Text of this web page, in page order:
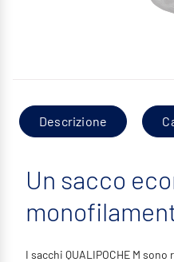
Descrizione
Un sacco
I sacchi QUALIPOCHE M